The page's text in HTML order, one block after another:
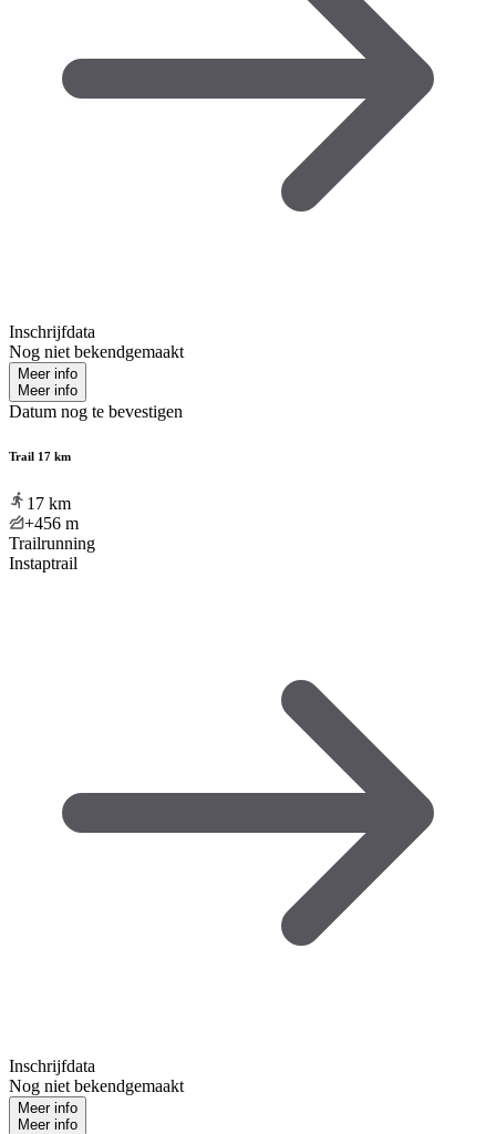
Inschrijfdata
Nog niet bekendgemaakt
Meer info
Meer info
Datum nog te bevestigen
Trail 17 km
17 km
+456 m
Trailrunning
Instaptrail
Inschrijfdata
Nog niet bekendgemaakt
Meer info
Meer info